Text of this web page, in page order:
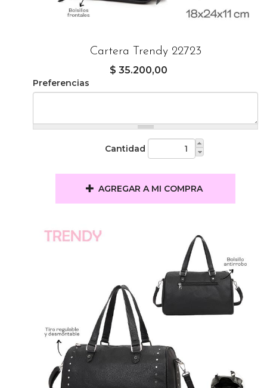
Cartera Trendy 22723
$ 35.200,00
Preferencias
Cantidad
AGREGAR A MI COMPRA